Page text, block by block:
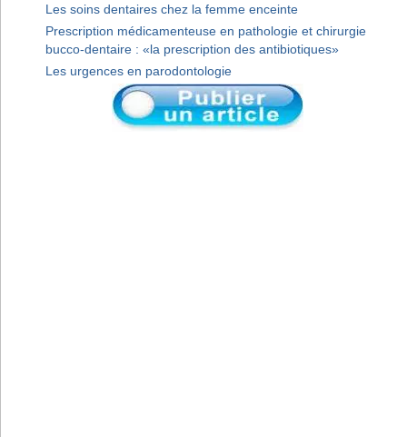
Les soins dentaires chez la femme enceinte
Prescription médicamenteuse en pathologie et chirurgie
bucco-dentaire : «la prescription des antibiotiques»
Les urgences en parodontologie